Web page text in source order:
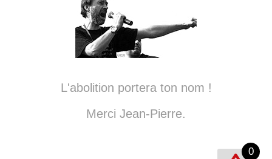
L'abolition portera ton nom !
Merci Jean-Pierre.
0